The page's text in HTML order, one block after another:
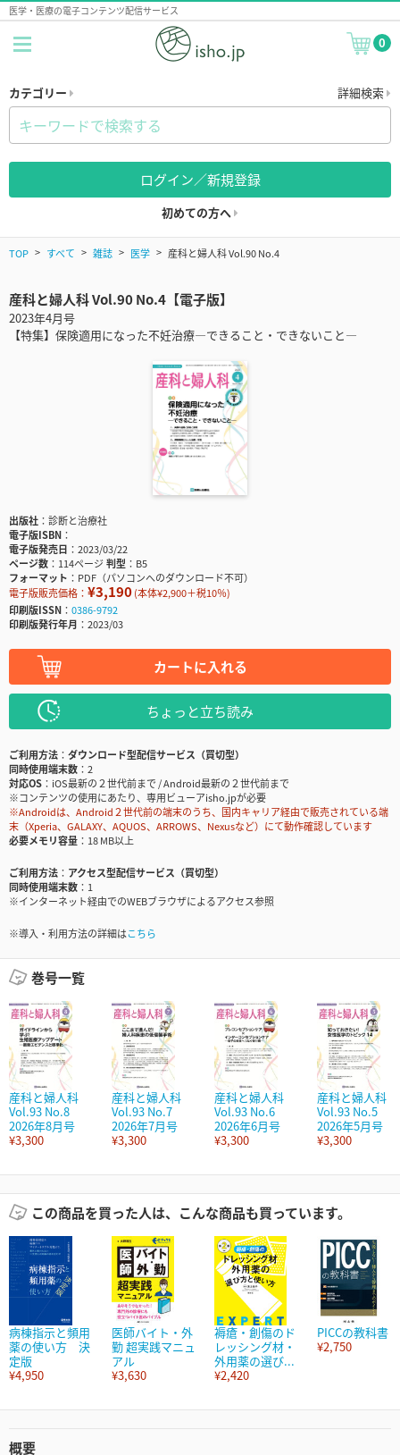
医学・医療の電子コンテンツ配信サービス
0
カテゴリー 詳細検索
ログイン／新規登録
初めての方へ
TOP すべて 雑誌 医学 産科と婦人科 Vol.90 No.4
産科と婦人科 Vol.90 No.4【電子版】
2023年4月号
【特集】保険適用になった不妊治療―できること・できないこと―
出版社
診断と治療社
電子版ISBN
電子版発売日
2023/03/22
ページ数
114ページ判型
B5
フォーマット
PDF（パソコンへのダウンロード不可）
電子版販売価格： ¥3,190(本体¥2,900＋税10％)
印刷版ISSN
0386-9792
印刷版発行年月
2023/03
カートに入れる
ちょっと立ち読み
ご利用方法
ダウンロード型配信サービス（買切型）
同時使用端末数
2
対応OS
iOS最新の２世代前まで / Android最新の２世代前まで
※コンテンツの使用にあたり、専用ビューアisho.jpが必要
※Androidは、Android２世代前の端末のうち、国内キャリア経由で販売されている端
末（Xperia、GALAXY、AQUOS、ARROWS、Nexusなど）にて動作確認しています
必要メモリ容量
18 MB以上
ご利用方法
アクセス型配信サービス（買切型）
同時使用端末数
1
※インターネット経由でのWEBブラウザによるアクセス参照
※導入・利用方法の詳細はこちら
巻号一覧
産科と婦人科
Vol.93 No.8
2026年8月号
¥3,300
産科と婦人科
Vol.93 No.7
2026年7月号
¥3,300
産科と婦人科
Vol.93 No.6
2026年6月号
¥3,300
産科と婦人科
Vol.93 No.5
2026年5月号
¥3,300
この商品を買った人は、こんな商品も買っています。
病棟指示と頻用
薬の使い方 決
定版
¥4,950
医師バイト・外
勤 超実践マニュ
アル
¥3,630
褥瘡・創傷のド
レッシング材・
外用薬の選び...
¥2,420
PICCの教科書
¥2,750
概要